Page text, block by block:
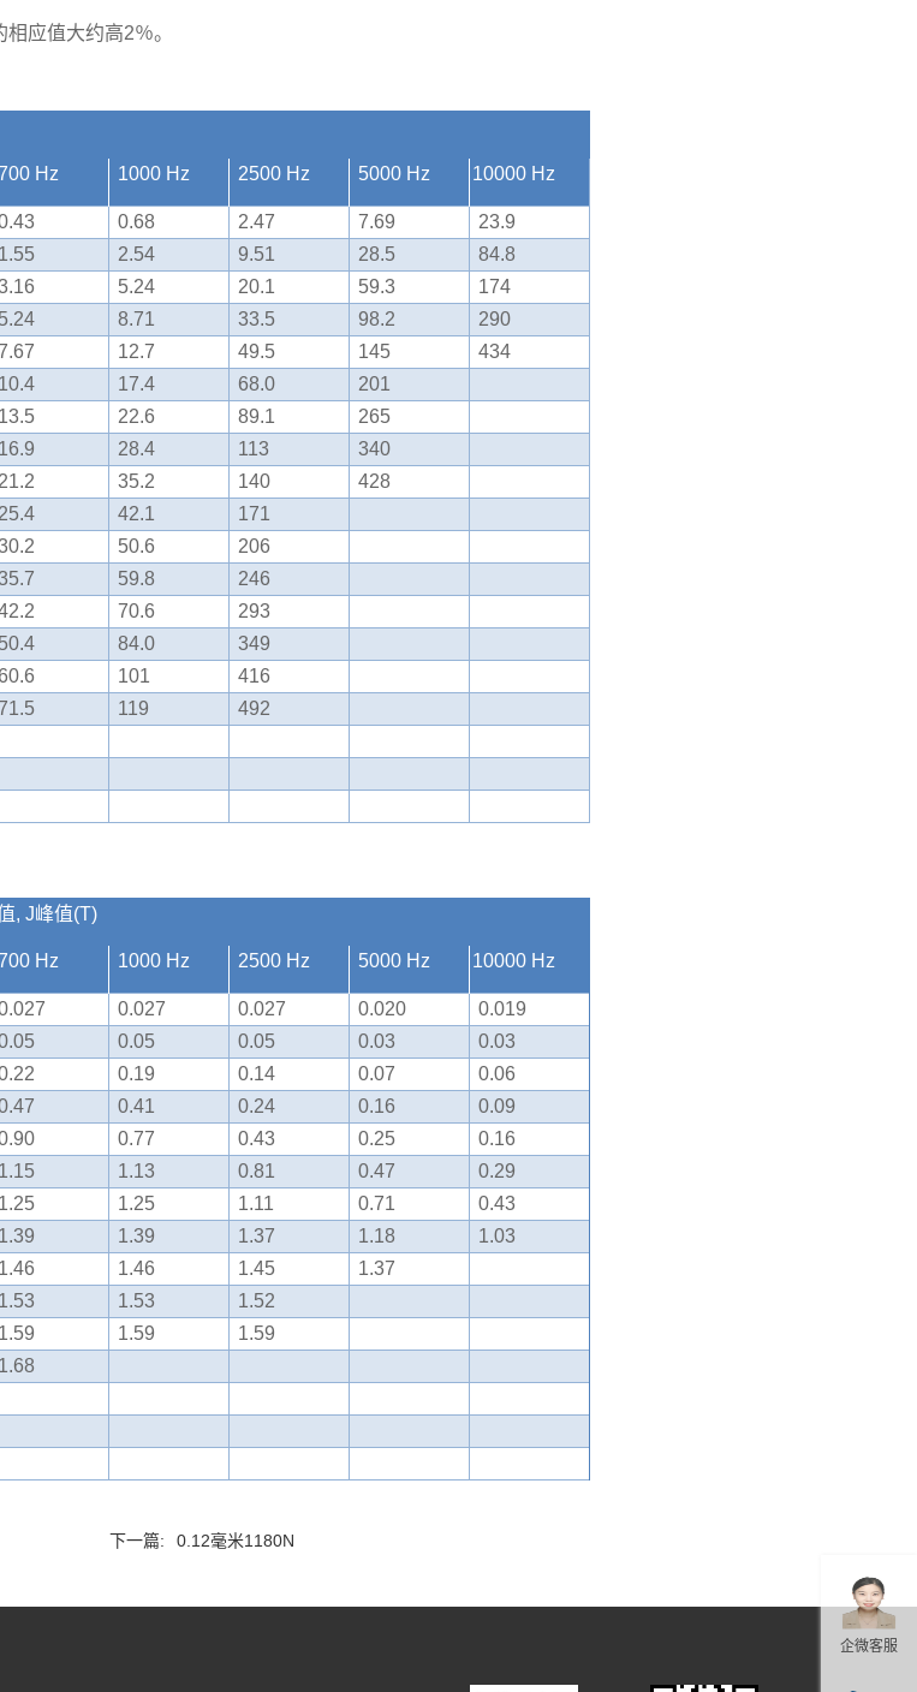
应值大约高2％。
Hz 1000 Hz 2500 Hz 5000 Hz 10000 Hz
0.68 2.47 7.69
23.9
1.55 2.54 9.51 28.5
84.8
5.24 20.1 59.3
174
5.24 8.71 33.5 98.2
290
12.7 49.5 145
434
10.4 17.4 68.0
201
13.5 22.6 89.1
265
16.9 28.4 113
340
21.2 35.2 140
428
25.4 42.1
171
50.6
206
59.8
246
70.6
293
50.4 84.0
349
101
416
119
492
, J峰值(T)
Hz 1000 Hz 2500 Hz 5000 Hz 10000 Hz
0.027 0.027 0.020
0.019
0.05 0.05 0.03
0.03
0.19 0.14 0.07
0.06
0.41 0.24 0.16
0.09
0.77 0.43 0.25
0.16
1.15 1.13 0.81 0.47
0.29
1.25 1.25 1.11 0.71
0.43
1.39 1.39 1.37 1.18
1.03
1.46 1.46 1.45
1.37
1.53 1.53
1.52
1.59 1.59
1.59
1.68
下一篇: 0.12毫米1180N
企微客服